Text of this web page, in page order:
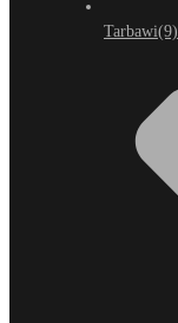
Tarbawi(9)